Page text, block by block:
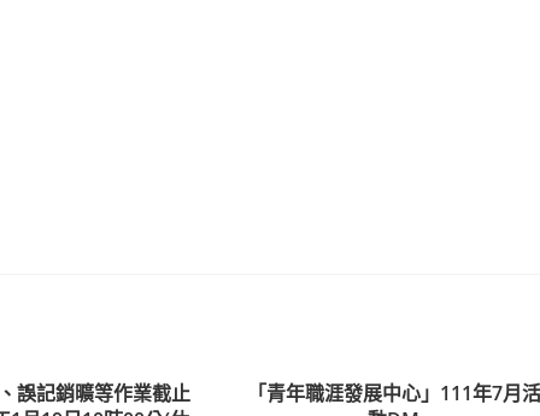
誤記銷曠等作業截止
「青年職涯發展中心」111年7月活